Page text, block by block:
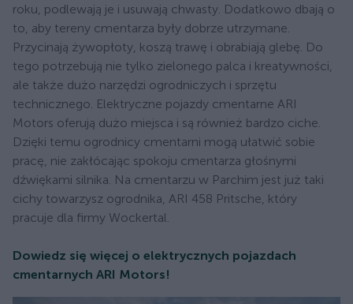
roku, podlewają je i usuwają chwasty. Dodatkowo dbają o
to, aby tereny cmentarza były dobrze utrzymane.
Przycinają żywopłoty, koszą trawę i obrabiają glebę. Do
tego potrzebują nie tylko zielonego palca i kreatywności,
ale także dużo narzędzi ogrodniczych i sprzętu
technicznego. Elektryczne pojazdy cmentarne ARI
Motors oferują dużo miejsca i są również bardzo ciche.
Dzięki temu ogrodnicy cmentarni mogą ułatwić sobie
pracę, nie zakłócając spokoju cmentarza głośnymi
dźwiękami silnika. Na cmentarzu w Parchim jest już taki
cichy towarzysz ogrodnika, ARI 458 Pritsche, który
pracuje dla firmy Wockertal.
Dowiedz się więcej o elektrycznych pojazdach
cmentarnych ARI Motors!